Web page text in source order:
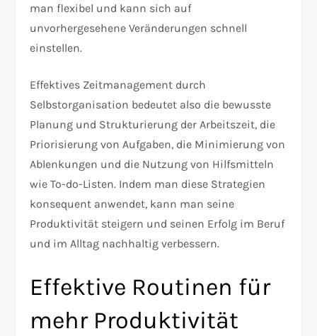
man flexibel und kann sich auf
unvorhergesehene Veränderungen schnell
einstellen.
Effektives Zeitmanagement durch
Selbstorganisation bedeutet also die bewusste
Planung und Strukturierung der Arbeitszeit, die
Priorisierung von Aufgaben, die Minimierung von
Ablenkungen und die Nutzung von Hilfsmitteln
wie To-do-Listen. Indem man diese Strategien
konsequent anwendet, kann man seine
Produktivität steigern und seinen Erfolg im Beruf
und im Alltag nachhaltig verbessern.
Effektive Routinen für
mehr Produktivität